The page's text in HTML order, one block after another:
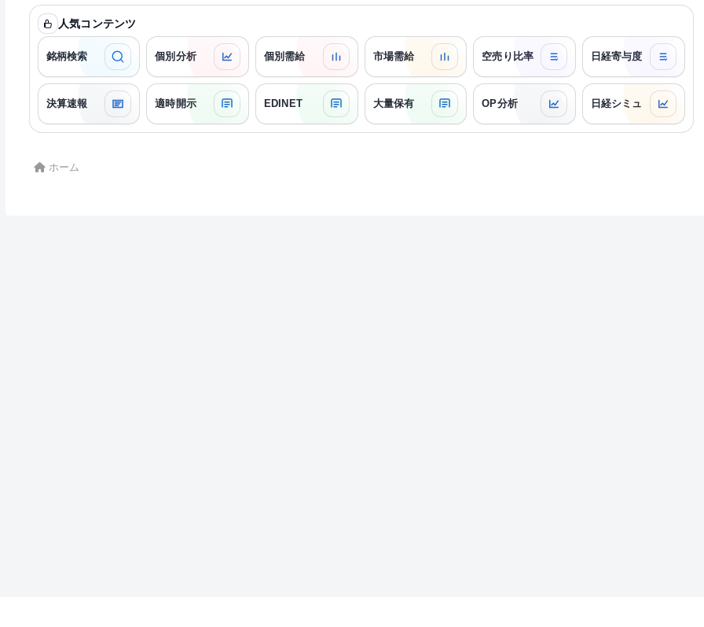
人気コンテンツ
銘柄検索 個別分析 個別需給 市場需給 空売り比率 日経寄与度
決算速報 適時開示 EDINET 大量保有 OP分析 日経シミュ
ホーム